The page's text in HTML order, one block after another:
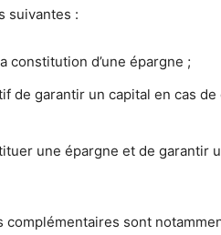
suivantes :
constitution d’une épargne ;
de garantir un capital en cas de
une épargne et de garantir
sont